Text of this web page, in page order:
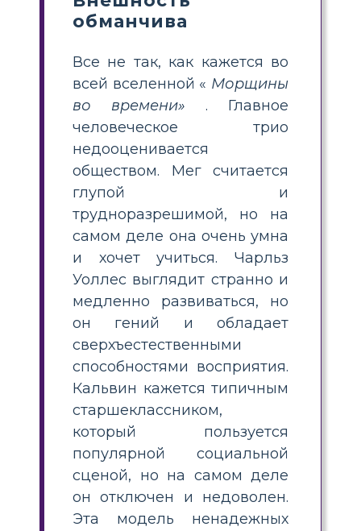
обманчива
Все не так, как кажется во
всей вселенной « Морщины
во времени» . Главное
человеческое трио
недооценивается
обществом. Мег считается
глупой и
трудноразрешимой, но на
самом деле она очень умна
и хочет учиться. Чарльз
Уоллес выглядит странно и
медленно развиваться, но
он гений и обладает
сверхъестественными
способностями восприятия.
Кальвин кажется типичным
старшеклассником,
который пользуется
популярной социальной
сценой, но на самом деле
он отключен и недоволен.
Эта модель ненадежных